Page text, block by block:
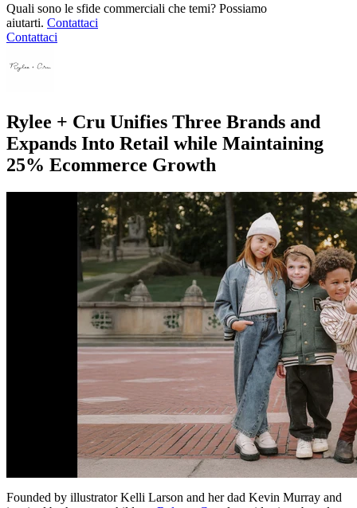
Quali sono le sfide commerciali che temi? Possiamo
aiutarti. Contattaci
Contattaci
Rylee + Cru Unifies Three Brands and
Expands Into Retail while Maintaining
25% Ecommerce Growth
Founded by illustrator Kelli Larson and her dad Kevin Murray and